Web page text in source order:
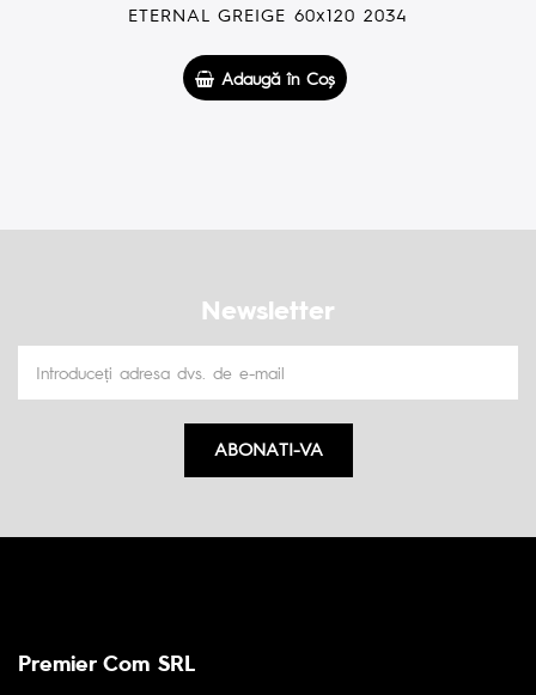
ETERNAL IVORY 60x60 2038
Adaugă în Coş
Newsletter
ABONATI-VA
Premier Com SRL